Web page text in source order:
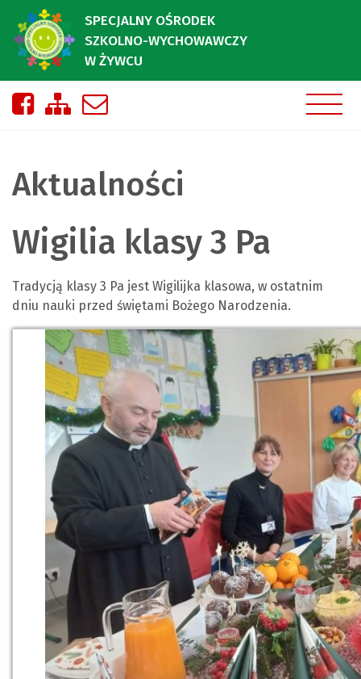
SPECJALNY OŚRODEK
SZKOLNO-WYCHOWAWCZY
W ŻYWCU
Nasza strona na Facebooku
Zobacz mapę strony
Aktualności
Wigilia klasy 3 Pa
Tradycją klasy 3 Pa jest Wigilijka klasowa, w ostatnim
dniu nauki przed świętami Bożego Narodzenia.